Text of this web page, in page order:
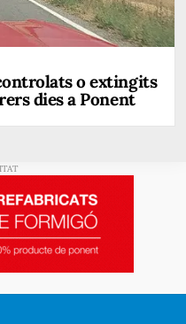
o extingits
dies a Ponent